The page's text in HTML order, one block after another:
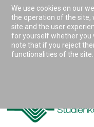
Accessibility &
0234
We use cookies on our
the operation of the site,
site and the user
for yourself whether you
note that if you reject
functionalities of the site.